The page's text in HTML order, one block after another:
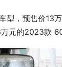
，预售价13
元的2023款